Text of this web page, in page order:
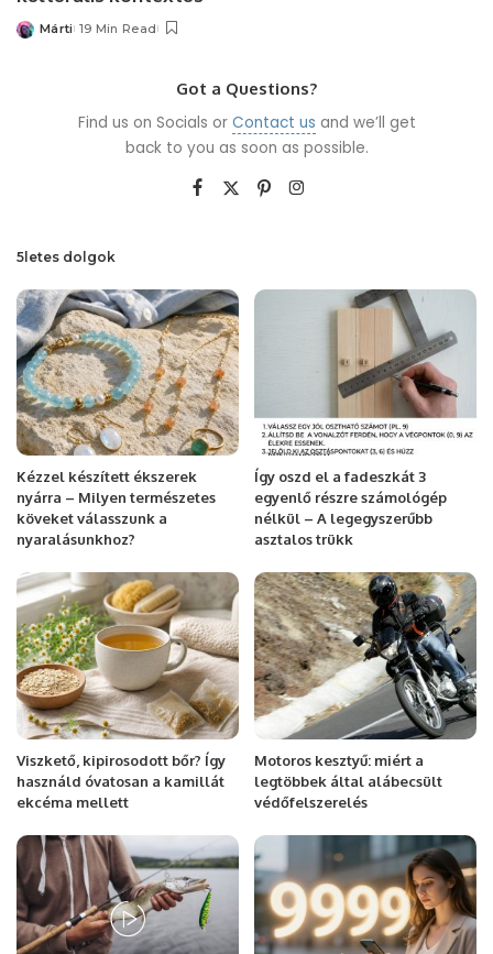
Posted
Márti 19 Min Read
Got a Questions?
Find us on Socials or Contact us and we’ll get
back to you as soon as possible.
5letes dolgok
Kézzel készített ékszerek
nyárra – Milyen természetes
köveket válasszunk a
nyaralásunkhoz?
Így oszd el a fadeszkát 3
egyenlő részre számológép
nélkül – A legegyszerűbb
asztalos trükk
Viszkető, kipirosodott bőr? Így
használd óvatosan a kamillát
ekcéma mellett
Motoros kesztyű: miért a
legtöbbek által alábecsült
védőfelszerelés